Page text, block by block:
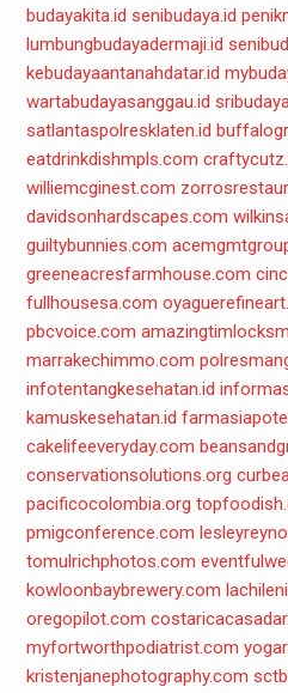
budayakita.id senibudaya.id
lumbungbudayadermaji.id
kebudayaantanahdatar.id
wartabudayasanggau.id
satlantaspolresklaten.id
eatdrinkdishmpls.com
williemcginest.com
davidsonhardscapes.com
guiltybunnies.com
greeneacresfarmhouse.com
fullhousesa.com
pbcvoice.com
marrakechimmo.com
infotentangkesehatan.id
kamuskesehatan.id
cakelifeeveryday.com
conservationsolutions.org
pacificocolombia.org
pmigconference.com
tomulrichphotos.com
kowloonbaybrewery.com
oregopilot.com
myfortworthpodiatrist.com
kristenjanephotography.com